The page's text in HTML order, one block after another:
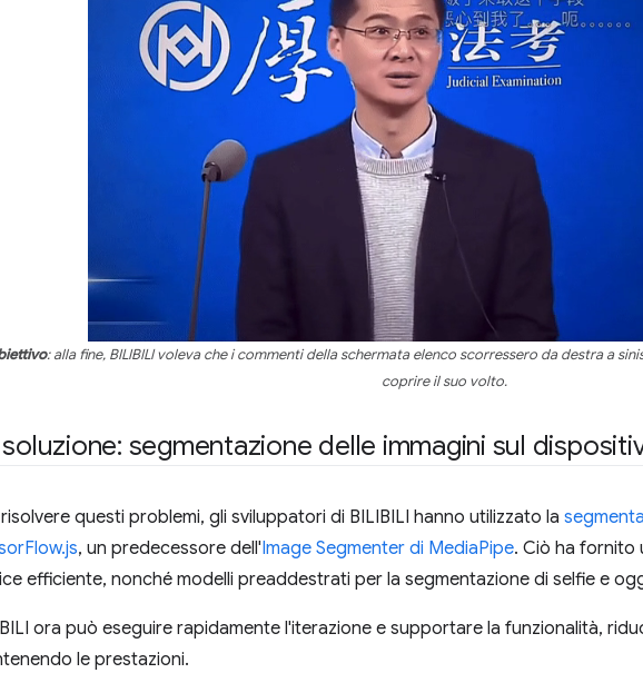
: alla fine, BILIBILI voleva che i commenti della schermata elenco scorressero da destra a
coprire il suo volto.
soluzione: segmentazione delle immagini sul
questi problemi, gli sviluppatori di BILIBILI hanno utilizzato la
, un predecessore dell'Image Segmenter di MediaPipe. Ciò ha fornito
efficiente, nonché modelli preaddestrati per la segmentazione di selfie e
ora può eseguire rapidamente l'iterazione e supportare la funzionalità,
le prestazioni.